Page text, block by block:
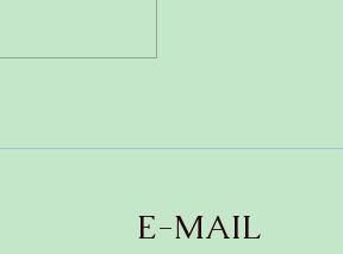
E-MAIL